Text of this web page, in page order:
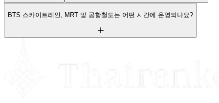
BTS 스카이트레인, MRT 및 공항철도는 어떤 시간에 운영되나요?